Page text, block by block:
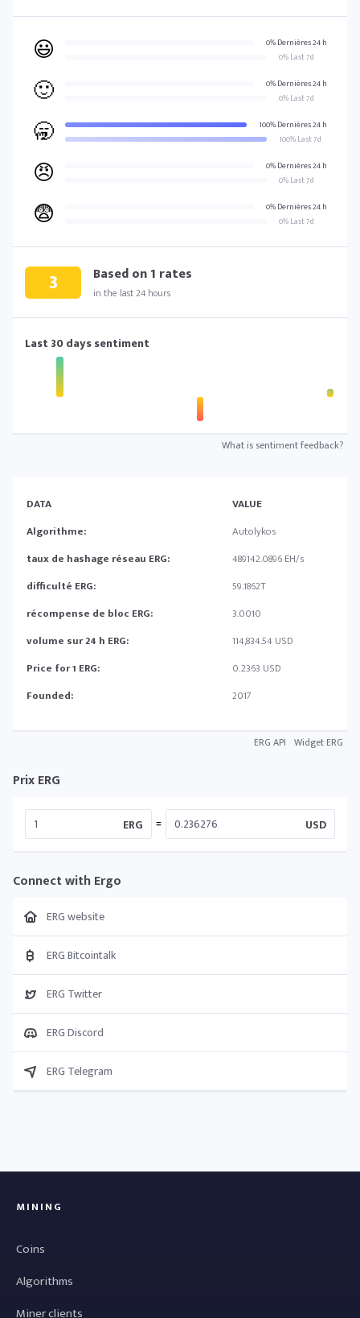
😃
0% Dernières 24 h
0% Last 7d
🙂
0% Dernières 24 h
0% Last 7d
🥱
100% Dernières 24 h
100% Last 7d
😠
0% Dernières 24 h
0% Last 7d
😨
0% Dernières 24 h
0% Last 7d
3 Based on1 rates
in the last 24 hours
Last 30 days sentiment
What is sentiment feedback?
DATA
VALUE
Algorithme:
Autolykos
taux de hashage réseau ERG:
489142.0896 EH/s
difficulté ERG:
59.1862T
récompense de bloc ERG:
3.0010
volume sur 24 h ERG:
114,834.54 USD
Price for 1 ERG:
0.2363 USD
Founded:
2017
ERG API Widget ERG
Prix ERG
ERG = USD
Connect with Ergo
ERG website
ERG Bitcointalk
ERG Twitter
ERG Discord
ERG Telegram
MINING
Coins
Algorithms
Miner clients